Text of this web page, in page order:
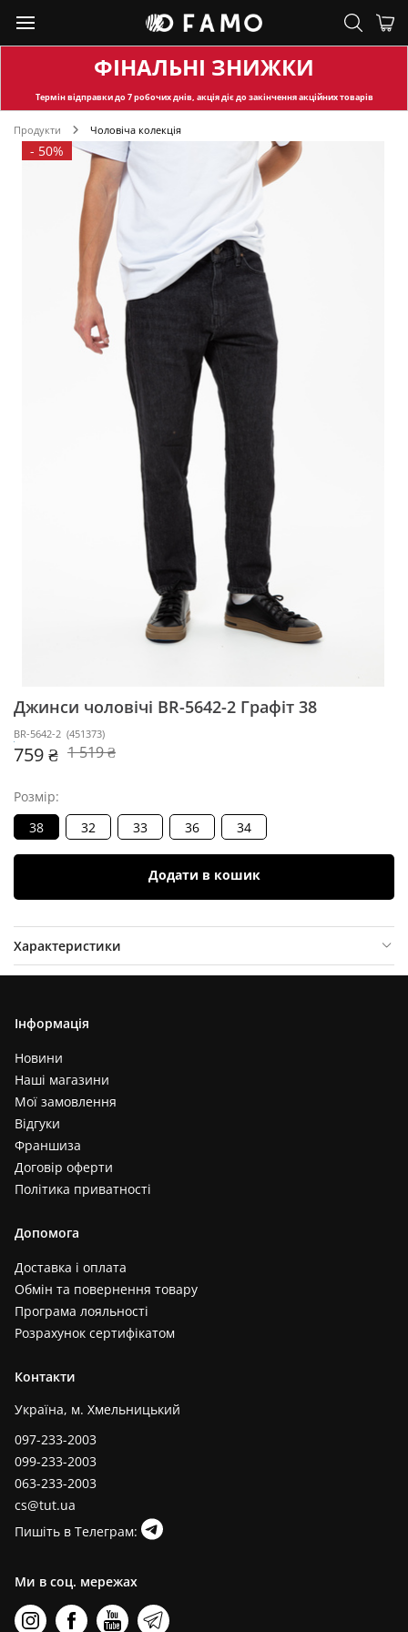
ФІНАЛЬНІ ЗНИЖКИ
Термін відправкидо 7 робочих днів, акція діє до закінчення акційних товарів
Продукти Чоловіча колекція
- 50%
Джинси чоловічі BR-5642-2 Графіт 38
BR-5642-2 (451373)
759 ₴ 1 519 ₴
Розмір:
38
32 33 36 34
Додати в кошик
Характеристики
Відгуки (0)
Інформація
Новини
Наші магазини
Мої замовлення
Відгуки
Франшиза
Договір оферти
Політика приватності
Допомога
Доставка і оплата
Обмін та повернення товару
Програма лояльності
Розрахунок сертифікатом
Контакти
Україна, м. Хмельницький
097-233-2003
099-233-2003
063-233-2003
cs@tut.ua
Пишіть в Телеграм:
Ми в соц. мережах